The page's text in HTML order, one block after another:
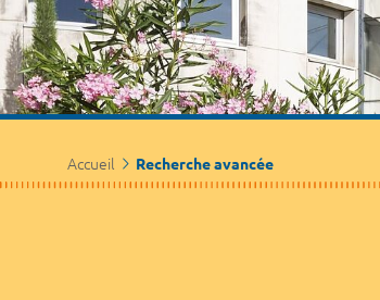
Accueil Recherche avancée